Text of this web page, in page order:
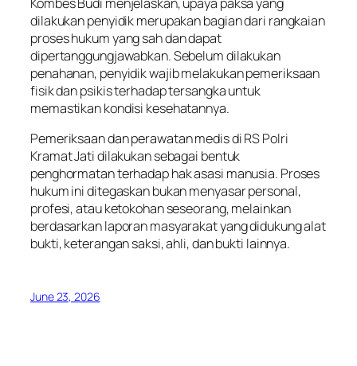
dilakukan penyidik merupakan bagian dari rangkaian
proses hukum yang sah dan dapat
dipertanggungjawabkan. Sebelum dilakukan
penahanan, penyidik wajib melakukan pemeriksaan
fisik dan psikis terhadap tersangka untuk
memastikan kondisi kesehatannya.
Pemeriksaan dan perawatan medis di RS Polri
Kramat Jati dilakukan sebagai bentuk
penghormatan terhadap hak asasi manusia. Proses
hukum ini ditegaskan bukan menyasar personal,
profesi, atau ketokohan seseorang, melainkan
berdasarkan laporan masyarakat yang didukung alat
bukti, keterangan saksi, ahli, dan bukti lainnya.
June 23, 2026